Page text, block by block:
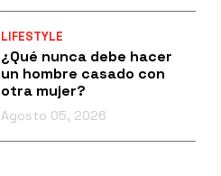
LIFESTYLE
¿Qué nunca debe hacer
un hombre casado con
otra mujer?
Agosto 05, 2026